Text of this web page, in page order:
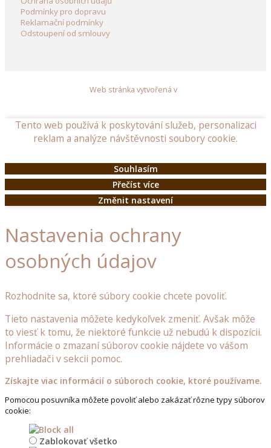
Podmínky pro dopravu
Reklamační podmínky
Odstoupení od smlouvy
Web stránka vytvořená v
Tento web používá k poskytování služeb, personalizaci
reklam a analýze návštěvnosti soubory cookie.
Souhlasím
Přečíst více
Změnit nastavení
Nastavenia ochrany
osobných údajov
Rozhodnite sa, ktoré súbory cookie chcete povoliť.
Tieto nastavenia môžete kedykoľvek zmeniť. Avšak môže
to viesť k tomu, že niektoré funkcie už nebudú k dispozícii.
Informácie o zmazaní súborov cookie nájdete vo vášom
prehliadači v sekcii pomoc.
Získajte viac informácií o súboroch cookie, ktoré používame.
Pomocou posuvníka môžete povoliť alebo zakázať rôzne typy súborov
cookie:
Zablokovať všetko